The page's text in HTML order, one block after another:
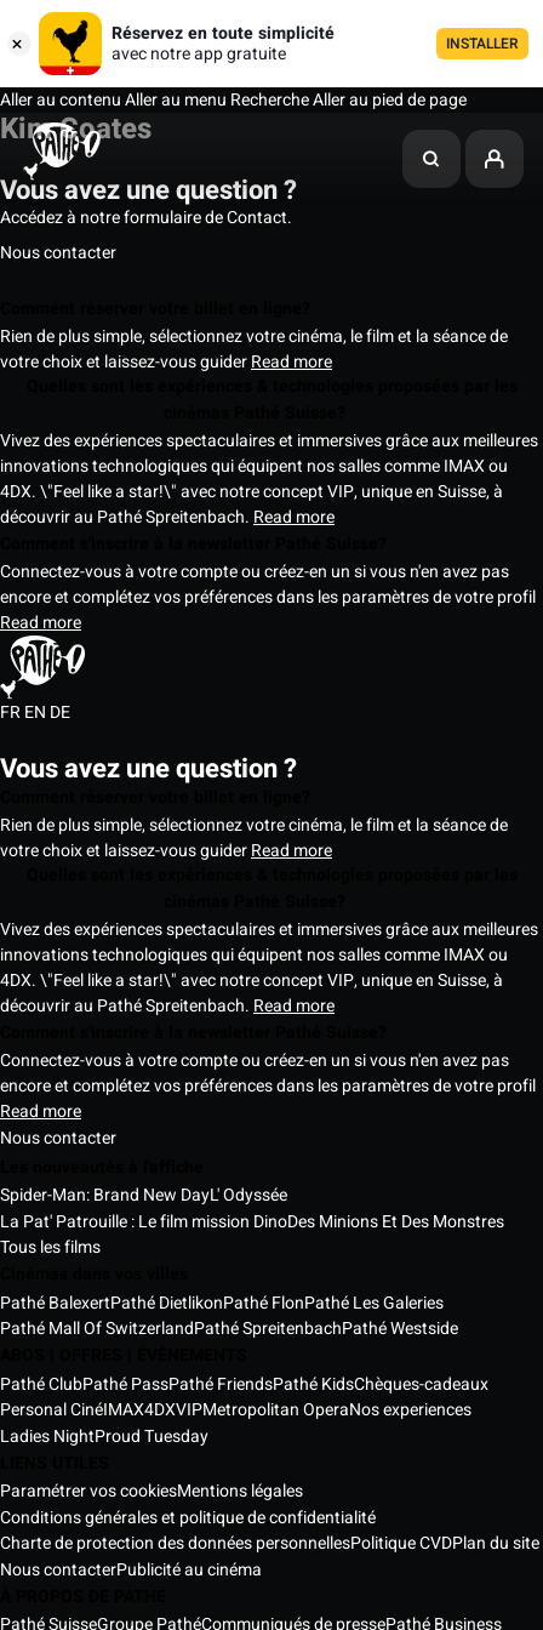
Réservez en toute simplicité
avec notre app gratuite
INSTALLER
Aller au contenuAller au menu RechercheAller au pied de page
Kim Coates
Vous avez une question ?
Accédez à notre formulaire de Contact.
Nous contacter
Rien de plus simple, sélectionnez votre cinéma, le film et la séance de
votre choix et laissez-vous guiderRead more
Vivez des expériences spectaculaires et immersives grâce aux meilleures
innovations technologiques qui équipent nos salles comme IMAX ou
4DX. \"Feel like a star!\" avec notre concept VIP, unique en Suisse, à
découvrir au Pathé Spreitenbach. Read more
Connectez-vous à votre compte ou créez-en un si vous n'en avez pas
encore et complétez vos préférences dans les paramètres de votre profil
Read more
FREN DE
Vous avez une question ?
Rien de plus simple, sélectionnez votre cinéma, le film et la séance de
votre choix et laissez-vous guiderRead more
Vivez des expériences spectaculaires et immersives grâce aux meilleures
innovations technologiques qui équipent nos salles comme IMAX ou
4DX. \"Feel like a star!\" avec notre concept VIP, unique en Suisse, à
découvrir au Pathé Spreitenbach. Read more
Connectez-vous à votre compte ou créez-en un si vous n'en avez pas
encore et complétez vos préférences dans les paramètres de votre profil
Read more
Nous contacter
Spider-Man: Brand New DayL' Odyssée
La Pat' Patrouille : Le film mission DinoDes Minions Et Des Monstres
Tous les films
Pathé BalexertPathé DietlikonPathé FlonPathé Les Galeries
Pathé Mall Of SwitzerlandPathé SpreitenbachPathé Westside
Pathé ClubPathé PassPathé FriendsPathé KidsChèques-cadeaux
Personal CinéIMAX4DXVIPMetropolitan OperaNos experiences
Ladies NightProud Tuesday
Paramétrer vos cookiesMentions légales
Conditions générales et politique de confidentialité
Charte de protection des données personnellesPolitique CVDPlan du site
Nous contacterPublicité au cinéma
Pathé SuisseGroupe PathéCommuniqués de pressePathé Business